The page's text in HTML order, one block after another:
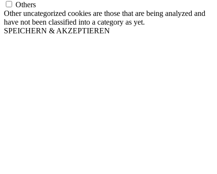
Others
Other uncategorized cookies are those that are being analyzed and
have not been classified into a category as yet.
SPEICHERN & AKZEPTIEREN